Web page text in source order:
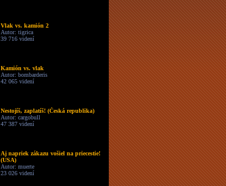
Vlak vs. kamión 2
Autor: tigrica
39 716 videní
Kamión vs. vlak
Autor: bombarderis
42 065 videní
Nestojíš, zaplatíš! (Česká republika)
Autor: cargobull
47 387 videní
Aj napriek zákazu vošiel na priecestie!
(USA)
Autor: muerte
23 026 videní